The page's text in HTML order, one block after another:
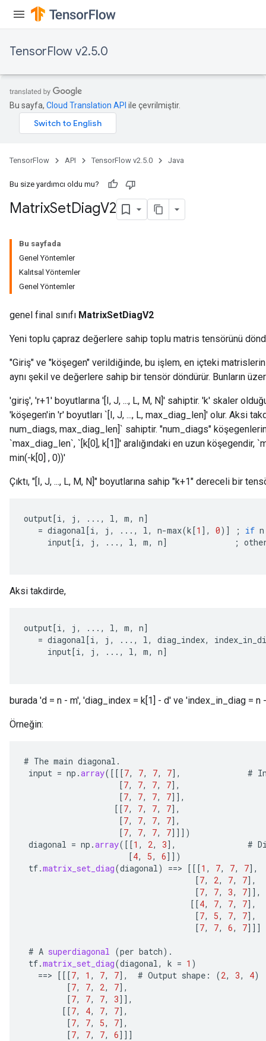
TensorFlow v2.5.0
Bu sayfa, Cloud Translation API ile çevrilmiştir.
TensorFlow API TensorFlow v2.5.0 Java
Bu size yardımcı oldu mu?
MatrixSetDiagV2
Bu sayfada
Genel Yöntemler
Kalıtsal Yöntemler
Genel Yöntemler
genel final sınıfı MatrixSetDiagV2
Yeni toplu çapraz değerlere sahip toplu matris tensörünü
"Giriş" ve "köşegen" verildiğinde, bu işlem, en içteki
aynı şekil ve değerlere sahip bir tensör döndürür. Bunların
'giriş', 'r+1' boyutlarına '[I, J, ..., L, M, N]' sahiptir. 'k' skaler
'köşegen'in 'r' boyutları `[I, J, ..., L, max_diag_len]' olur. Aksi
num_diags, max_diag_len]` sahiptir. "num_diags"
`max_diag_len`, `[k[0], k[1]]' aralığındaki en uzun köşegendir,
min(-k[0] , 0))'
Çıktı, "[I, J, ..., L, M, N]" boyutlarına sahip "k+1" dereceli bir
output[i, j , ..., l, m, n]
= diagonal[i, j , ..., l, n-max(k[1 ] , 0) ] ; if n
input[i, j , ..., l, m, n] ;
Aksi takdirde,
output[i, j , ..., l, m, n]
= diagonal[i, j , ..., l, diag_index,
input[i, j , ..., l, m, n]
burada 'd = n - m', 'diag_index = k[1] - d' ve 'index_in_diag = n
Örneğin:
# The main diagonal .
input = np .array( [[[7, 7, 7, 7] , #
[7, 7, 7, 7] ,
[7, 7, 7, 7]] ,
[[7, 7, 7, 7] ,
[7, 7, 7, 7] ,
[7, 7, 7, 7]]] )
diagonal = np .array( [[1 , 2, 3] , #
[4, 5, 6]] )
tf.matrix_set_diag(diagonal) ==> [[[1 , 7, 7, 7] ,
[7, 2, 7, 7] ,
[7, 7, 3, 7]] ,
[[4, 7, 7, 7] ,
[7, 5, 7, 7] ,
[7, 7, 6, 7]]]
# A superdiagonal (per batch).
tf.matrix_set_diag(diagonal, k = 1 )
==> [[[7, 1 , 7, 7] , # Output shape : (2, 3, 4)
[7, 7, 2, 7] ,
[7, 7, 7, 3]] ,
[[7, 4, 7, 7] ,
[7, 7, 5, 7] ,
[7, 7, 7, 6]]]